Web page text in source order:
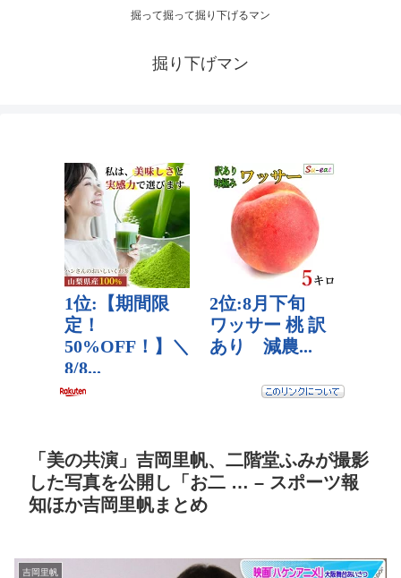
掘って掘って掘り下げるマン
掘り下げマン
「美の共演」吉岡里帆、二階堂ふみが撮影
した写真を公開し「お二 … – スポーツ報
知ほか吉岡里帆まとめ
吉岡里帆